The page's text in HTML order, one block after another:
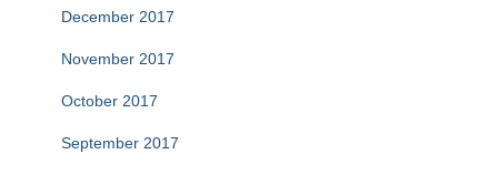
December 2017
November 2017
October 2017
September 2017